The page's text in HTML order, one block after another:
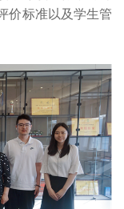
价标准以及学生管